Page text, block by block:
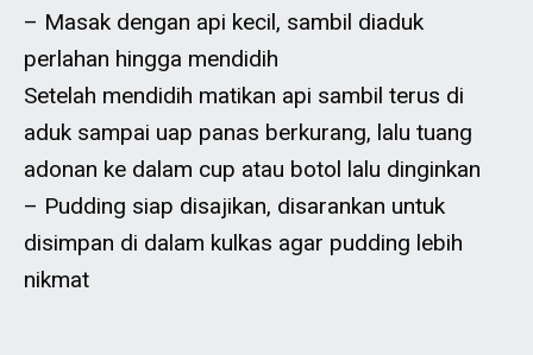
– Masak dengan api kecil, sambil diaduk
perlahan hingga mendidih
Setelah mendidih matikan api sambil terus di
aduk sampai uap panas berkurang, lalu tuang
adonan ke dalam cup atau botol lalu dinginkan
– Pudding siap disajikan, disarankan untuk
disimpan di dalam kulkas agar pudding lebih
nikmat